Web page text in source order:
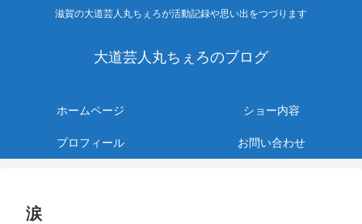
滋賀の大道芸人丸ちぇろが活動記録や思い出をつづります
大道芸人丸ちぇろのブログ
ホームページ ショー内容
プロフィール お問い合わせ
涙